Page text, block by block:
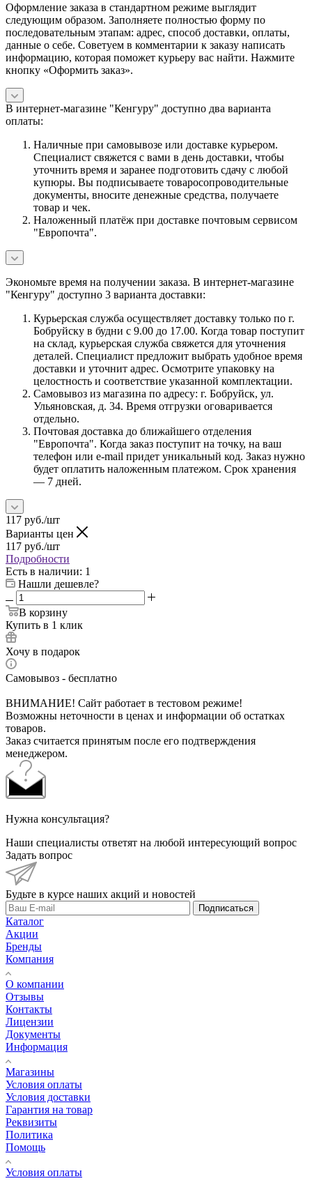
Оформление заказа в стандартном режиме выглядит
следующим образом. Заполняете полностью форму по
последовательным этапам: адрес, способ доставки, оплаты,
данные о себе. Советуем в комментарии к заказу написать
информацию, которая поможет курьеру вас найти. Нажмите
кнопку «Оформить заказ».
В интернет-магазине "Кенгуру" доступно два варианта
оплаты:
Наличные при самовывозе или доставке курьером.
Специалист свяжется с вами в день доставки, чтобы
уточнить время и заранее подготовить сдачу с любой
купюры. Вы подписываете товаросопроводительные
документы, вносите денежные средства, получаете
товар и чек.
Наложенный платёж при доставке почтовым сервисом
"Европочта".
Экономьте время на получении заказа. В интернет-магазине
"Кенгуру" доступно 3 варианта доставки:
Курьерская служба осуществляет доставку только по г.
Бобруйску в будни с 9.00 до 17.00. Когда товар поступит
на склад, курьерская служба свяжется для уточнения
деталей. Специалист предложит выбрать удобное время
доставки и уточнит адрес. Осмотрите упаковку на
целостность и соответствие указанной комплектации.
Самовывоз из магазина по адресу: г. Бобруйск, ул.
Ульяновская, д. 34. Время отгрузки оговаривается
отдельно.
Почтовая доставка до ближайшего отделения
"Европочта". Когда заказ поступит на точку, на ваш
телефон или e-mail придет уникальный код. Заказ нужно
будет оплатить наложенным платежом. Срок хранения
— 7 дней.
117 руб./шт
Варианты цен
117 руб./шт
Подробности
Есть в наличии: 1
Нашли дешевле?
В корзину
Купить в 1 клик
Хочу в подарок
Самовывоз - бесплатно
ВНИМАНИЕ! Сайт работает в тестовом режиме!
Возможны неточности в ценах и информации об остатках
товаров.
Заказ считается принятым после его подтверждения
менеджером.
Нужна консультация?
Наши специалисты ответят на любой интересующий вопрос
Задать вопрос
Будьте в курсе наших акций и новостей
Подписаться
Каталог
Акции
Бренды
Компания
О компании
Отзывы
Контакты
Лицензии
Документы
Информация
Магазины
Условия оплаты
Условия доставки
Гарантия на товар
Реквизиты
Политика
Помощь
Условия оплаты